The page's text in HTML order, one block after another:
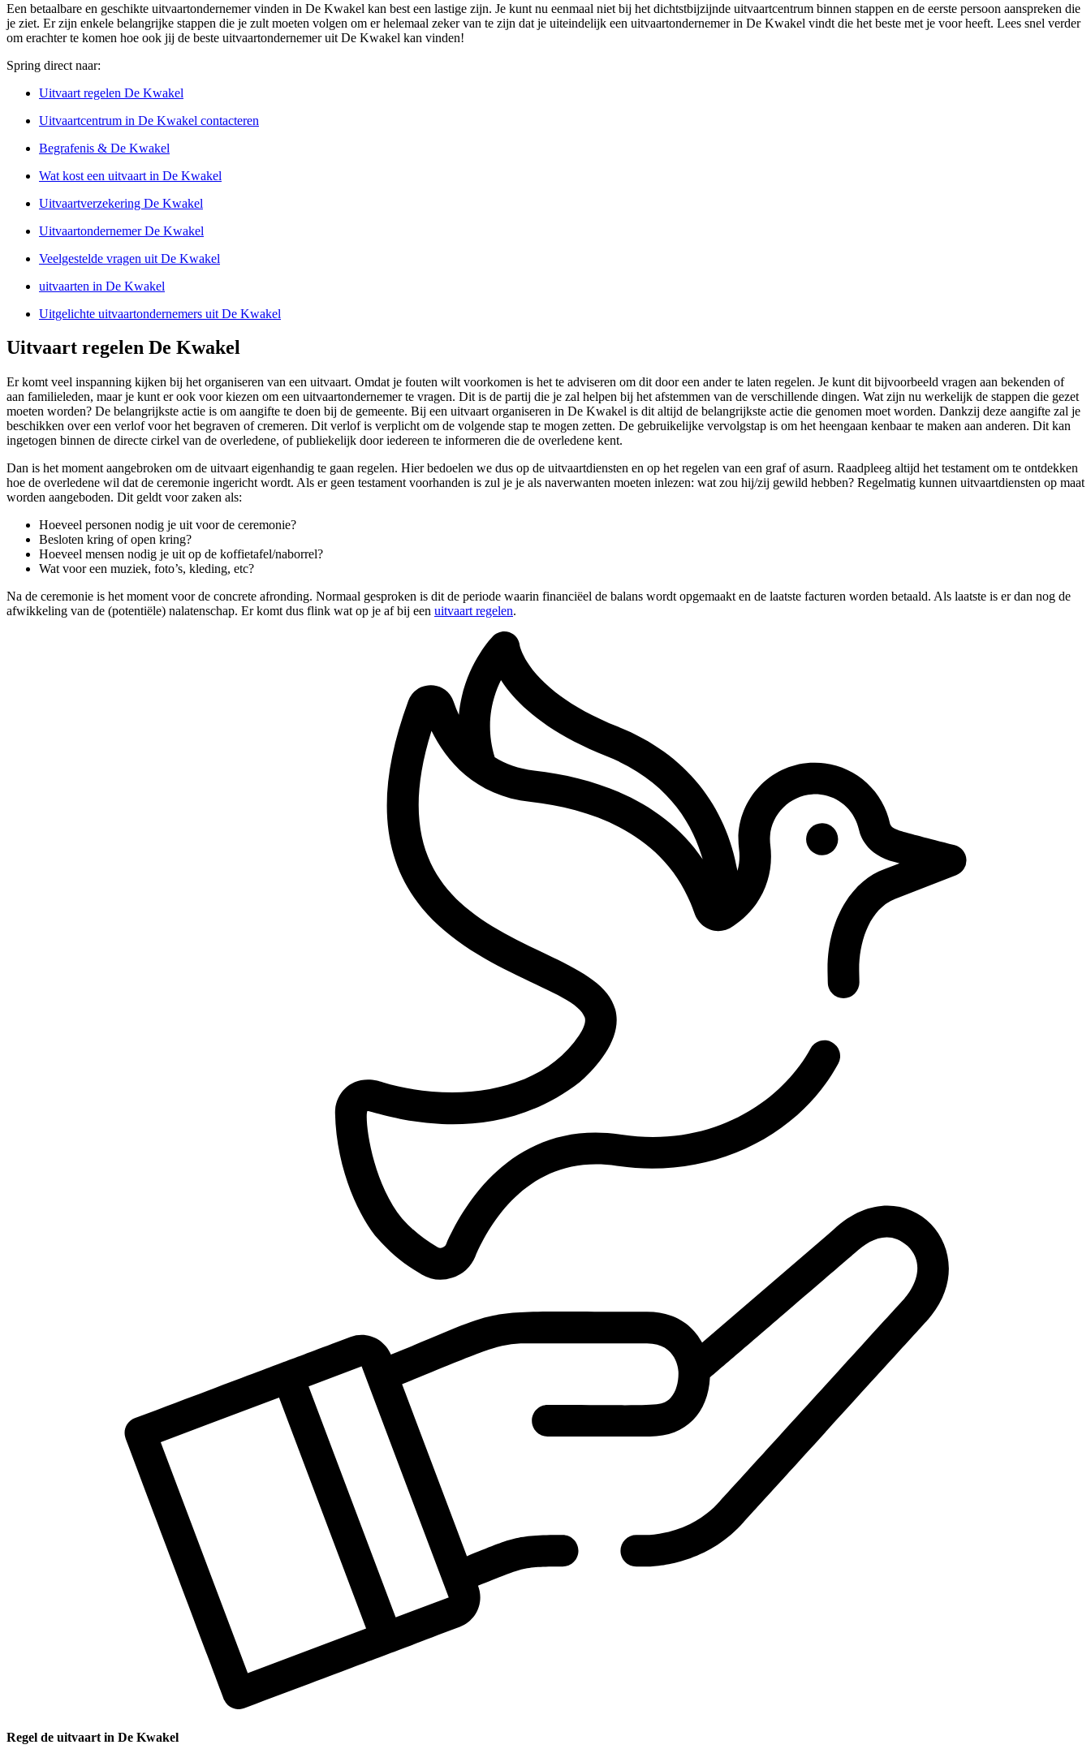
Een betaalbare en geschikte uitvaartondernemer vinden in De Kwakel kan best een lastige zijn. Je kunt nu eenmaal niet bij het dichtstbijzijnde uitvaartcentrum binnen stappen en de eerste persoon aanspreken die
je ziet. Er zijn enkele belangrijke stappen die je zult moeten volgen om er helemaal zeker van te zijn dat je uiteindelijk een uitvaartondernemer in De Kwakel vindt die het beste met je voor heeft. Lees snel verder
om erachter te komen hoe ook jij de beste uitvaartondernemer uit De Kwakel kan vinden!
Spring direct naar:
Uitvaart regelen De Kwakel
Uitvaartcentrum in De Kwakel contacteren
Begrafenis & De Kwakel
Wat kost een uitvaart in De Kwakel
Uitvaartverzekering De Kwakel
Uitvaartondernemer De Kwakel
Veelgestelde vragen uit De Kwakel
uitvaarten in De Kwakel
Uitgelichte uitvaartondernemers uit De Kwakel
Uitvaart regelen De Kwakel
Er komt veel inspanning kijken bij het organiseren van een uitvaart. Omdat je fouten wilt voorkomen is het te adviseren om dit door een ander te laten regelen. Je kunt dit bijvoorbeeld vragen aan bekenden of
aan familieleden, maar je kunt er ook voor kiezen om een uitvaartondernemer te vragen. Dit is de partij die je zal helpen bij het afstemmen van de verschillende dingen. Wat zijn nu werkelijk de stappen die gezet
moeten worden? De belangrijkste actie is om aangifte te doen bij de gemeente. Bij een uitvaart organiseren in De Kwakel is dit altijd de belangrijkste actie die genomen moet worden. Dankzij deze aangifte zal je
beschikken over een verlof voor het begraven of cremeren. Dit verlof is verplicht om de volgende stap te mogen zetten. De gebruikelijke vervolgstap is om het heengaan kenbaar te maken aan anderen. Dit kan
ingetogen binnen de directe cirkel van de overledene, of publiekelijk door iedereen te informeren die de overledene kent.
Dan is het moment aangebroken om de uitvaart eigenhandig te gaan regelen. Hier bedoelen we dus op de uitvaartdiensten en op het regelen van een graf of asurn. Raadpleeg altijd het testament om te ontdekken
hoe de overledene wil dat de ceremonie ingericht wordt. Als er geen testament voorhanden is zul je je als naverwanten moeten inlezen: wat zou hij/zij gewild hebben? Regelmatig kunnen uitvaartdiensten op maat
worden aangeboden. Dit geldt voor zaken als:
Hoeveel personen nodig je uit voor de ceremonie?
Besloten kring of open kring?
Hoeveel mensen nodig je uit op de koffietafel/naborrel?
Wat voor een muziek, foto’s, kleding, etc?
Na de ceremonie is het moment voor de concrete afronding. Normaal gesproken is dit de periode waarin financiëel de balans wordt opgemaakt en de laatste facturen worden betaald. Als laatste is er dan nog de
afwikkeling van de (potentiële) nalatenschap. Er komt dus flink wat op je af bij een uitvaart regelen.
Regel de uitvaart in De Kwakel